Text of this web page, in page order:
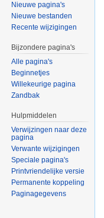
Nieuwe pagina's
Nieuwe bestanden
Recente wijzigingen
Bijzondere pagina's
Alle pagina's
Beginnetjes
Willekeurige pagina
Zandbak
Hulpmiddelen
Verwijzingen naar deze
pagina
Verwante wijzigingen
Speciale pagina's
Printvriendelijke versie
Permanente koppeling
Paginagegevens